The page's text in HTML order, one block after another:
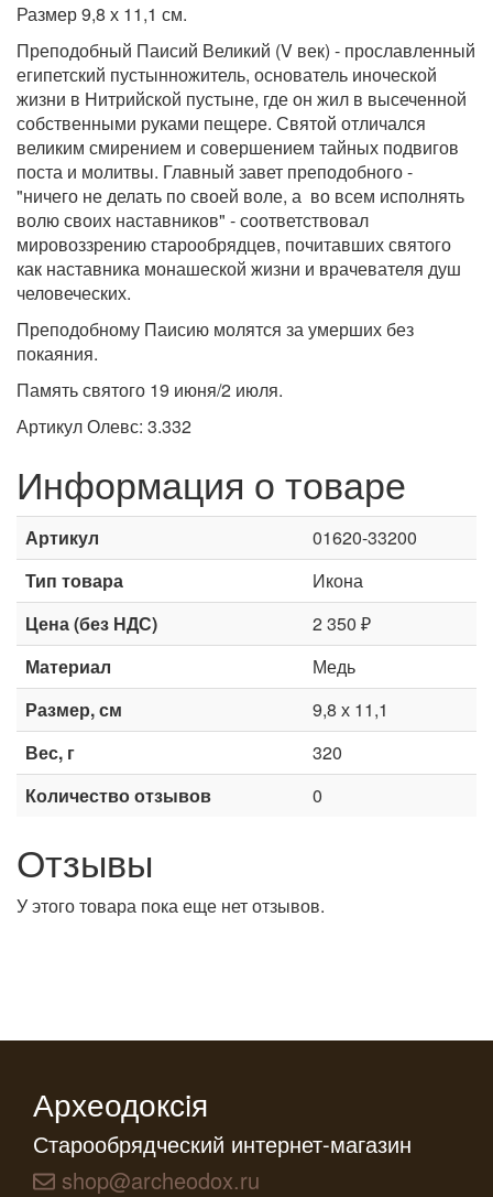
Размер 9,8 х 11,1 см.
Преподобный Паисий Великий (V век) - прославленный
египетский пустынножитель, основатель иноческой
жизни в Нитрийской пустыне, где он жил в высеченной
собственными руками пещере. Святой отличался
великим смирением и совершением тайных подвигов
поста и молитвы. Главный завет преподобного -
"ничего не делать по своей воле, а во всем исполнять
волю своих наставников" - соответствовал
мировоззрению старообрядцев, почитавших святого
как наставника монашеской жизни и врачевателя душ
человеческих.
Преподобному Паисию молятся за умерших без
покаяния.
Память святого 19 июня/2 июля.
Артикул Олевс: 3.332
Информация о товаре
Артикул
01620-33200
Тип товара
Икона
Цена (без НДС)
2 350 ₽
Материал
Медь
Размер, см
9,8 х 11,1
Вес, г
320
Количество отзывов
0
Отзывы
У этого товара пока еще нет отзывов.
Археодоксiя
Старообрядческий интернет-магазин
shop@archeodox.ru